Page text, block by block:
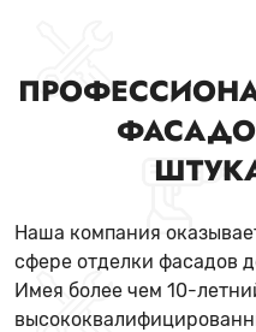
Наша компания
сфере отделки фасадов
Имея более чем 10-